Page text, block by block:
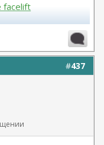
facelift
#437